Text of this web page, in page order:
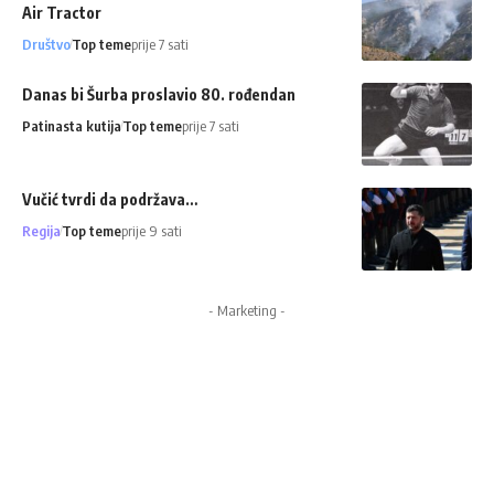
Air Tractor
DruštvoTop temeprije 7 sati
Danas bi Šurba proslavio 80. rođendan
Patinasta kutijaTop temeprije 7 sati
Vučić tvrdi da podržava…
RegijaTop temeprije 9 sati
- Marketing -